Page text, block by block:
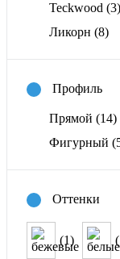
Teckwood (3)
Ликорн (8)
Профиль
Прямой (14)
Фигурный
Оттенки
(1)